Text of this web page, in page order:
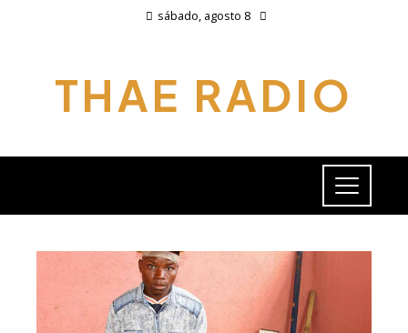
sábado, agosto 8
THAE RADIO